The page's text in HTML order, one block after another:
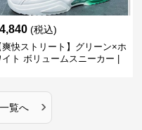
(税込)
爽快ストリート】グリーン×ホ
イト ボリュームスニーカー |
覧へ ›